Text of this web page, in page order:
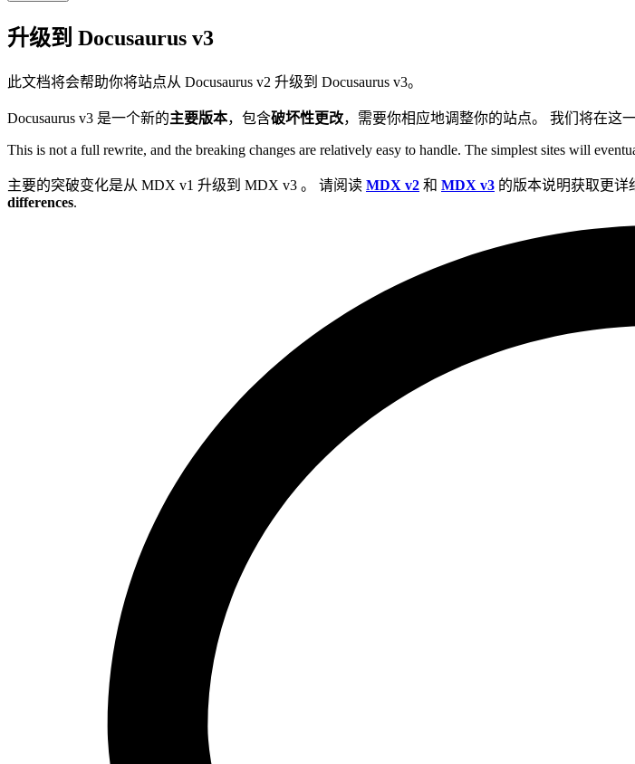
升级到 Docusaurus v3
此文档将会帮助你将站点从 Docusaurus v2 升级到 Docusaurus v3。
Docusaurus v3 是一个新的主要版本，包含破坏性更改，需要你相应地调整你的站点。 我们将在这
This is not a full rewrite, and the breaking changes are relatively easy to handle. The simplest sites will
主要的突破变化是从 MDX v1 升级到 MDX v3 。 请阅读 MDX v2 和 MDX v3 的版本说明获取更详
differences.